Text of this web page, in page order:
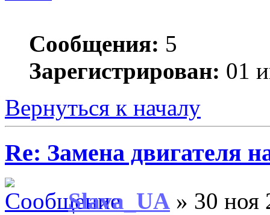
Сообщения: 5
Зарегистрирован: 01
Вернуться к началу
Re: Замена двигателя
Slava_UA » 30 ноя